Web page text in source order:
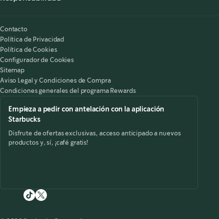
Contacto
Política de Privacidad
Política de Cookies
Configurador de Cookies
Sitemap
Aviso Legal y Condiciones de Compra
Condiciones generales del programa Rewards
Empieza a pedir con antelación con la aplicación
Starbucks
Disfrute de ofertas exclusivas, acceso anticipado a nuevos
productos y, sí, ¡café gratis!